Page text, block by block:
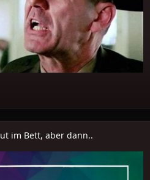
im Bett, aber dann..